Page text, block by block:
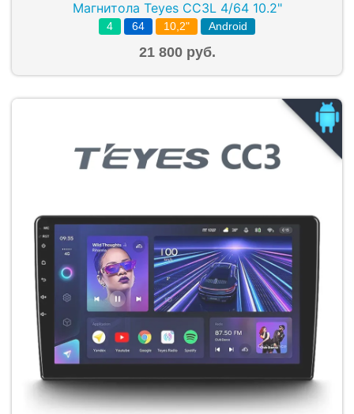
Магнитола Teyes CC3L 4/64 10.2"
4 64 10,2" Android
21 800 руб.